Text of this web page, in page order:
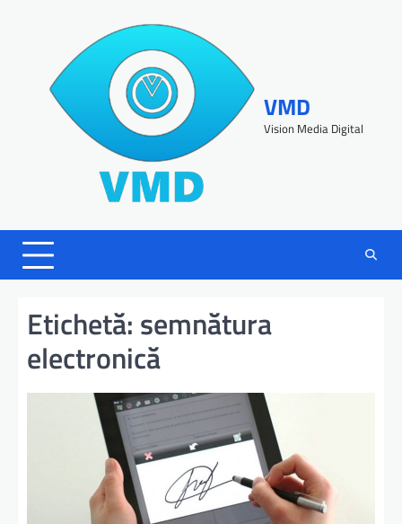
VMD
Vision Media Digital
Etichetă: semnătura
electronică